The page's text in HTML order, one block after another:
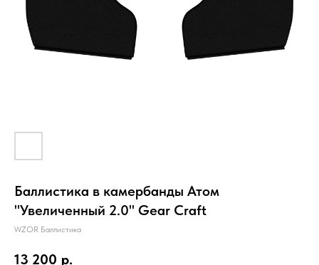
Баллистика в камербанды Атом
"Увеличенный 2.0" Gear Craft
WZOR Баллистика
13 200 р.